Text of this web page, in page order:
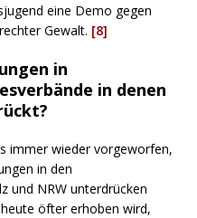
eine Demo gegen
Gewalt. [8]
in
in denen
immer wieder vorgeworfen,
in den
und NRW unterdrücken
öfter erhoben wird,